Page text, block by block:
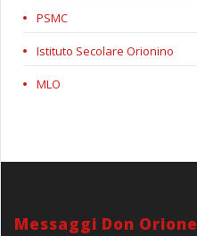
PSMC
Istituto Secolare Orionino
MLO
Messaggi Don Orione